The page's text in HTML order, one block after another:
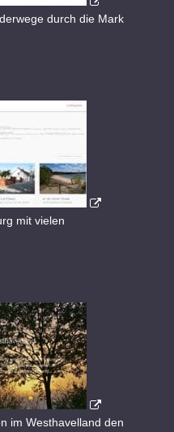
durch die Mark
mit vielen
im Westhavelland den